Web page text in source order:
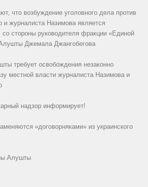
что возбуждение уголовного дела против
и журналиста Назимова является
со стороны руководителя фракции «Единой
Джемала Джангобегова
требует освобождения незаконно
местной власти журналиста Назимова и
надзор информирует!
«договорняками» из украинского
Алушты